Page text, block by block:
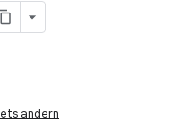
ändern